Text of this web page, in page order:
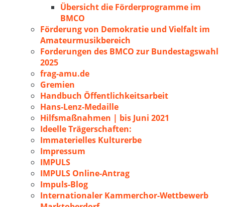
Übersicht die Förderprogramme im
BMCO
Förderung von Demokratie und Vielfalt im
Amateurmusikbereich
Forderungen des BMCO zur Bundestagswahl
2025
frag-amu.de
Gremien
Handbuch Öffentlichkeitsarbeit
Hans-Lenz-Medaille
Hilfsmaßnahmen | bis Juni 2021
Ideelle Trägerschaften:
Immaterielles Kulturerbe
Impressum
IMPULS
IMPULS Online-Antrag
Impuls-Blog
Internationaler Kammerchor-Wettbewerb